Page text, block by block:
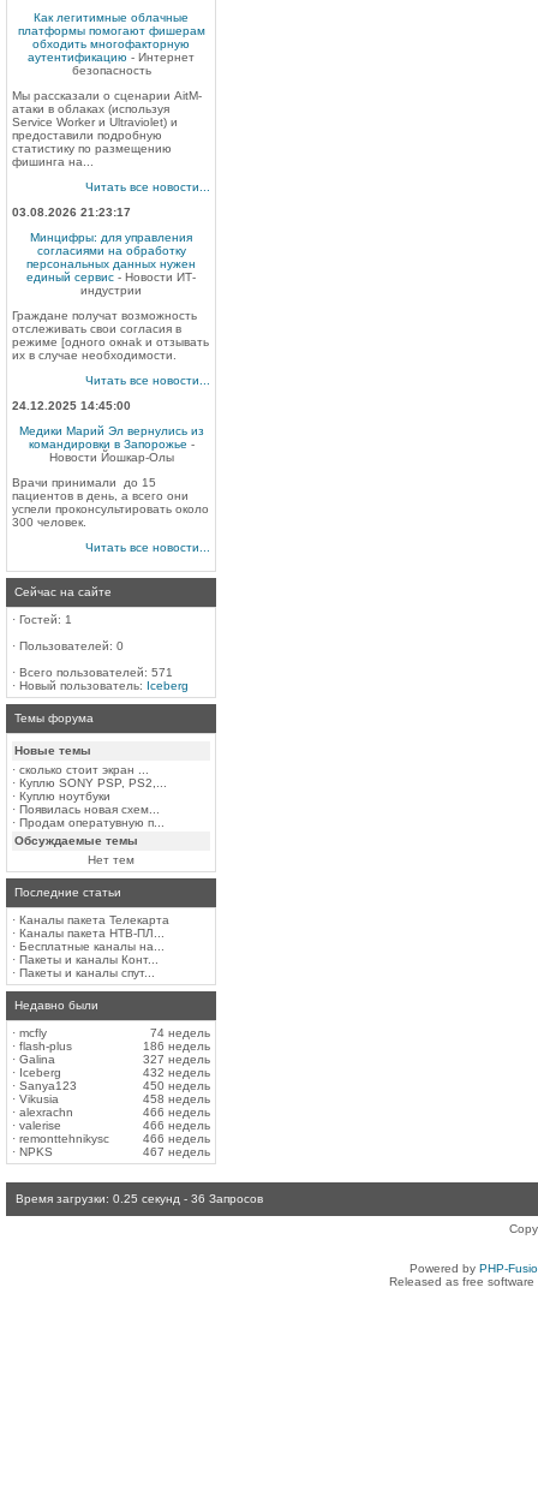
Как легитимные облачные
платформы помогают фишерам
обходить многофакторную
аутентификацию - Интернет
безопасность
Мы рассказали о сценарии AitM-
атаки в облаках (используя
Service Worker и Ultraviolet) и
предоставили подробную
статистику по размещению
фишинга на...
Читать все новости...
03.08.2026 21:23:17
Минцифры: для управления
согласиями на обработку
персональных данных нужен
единый сервис - Новости ИТ-
индустрии
Граждане получат возможность
отслеживать свои согласия в
режиме [одного окнаk и отзывать
их в случае необходимости.
Читать все новости...
24.12.2025 14:45:00
Медики Марий Эл вернулись из
командировки в Запорожье -
Новости Йошкар-Олы
Врачи принимали до 15
пациентов в день, а всего они
успели проконсультировать около
300 человек.
Читать все новости...
Сейчас на сайте
· Гостей: 1
· Пользователей: 0
· Всего пользователей: 571
· Новый пользователь: Iceberg
Темы форума
Новые темы
· сколько стоит экран ...
· Куплю SONY PSP, PS2,...
· Куплю ноутбуки
· Появилась новая схем...
· Продам оператувную п...
Обсуждаемые темы
Нет тем
Последние статьи
· Каналы пакета Телекарта
· Каналы пакета НТВ-ПЛ...
· Бесплатные каналы на...
· Пакеты и каналы Конт...
· Пакеты и каналы спут...
Недавно были
· mcfly
74 недель
· flash-plus
186 недель
· Galina
327 недель
· Iceberg
432 недель
· Sanya123
450 недель
· Vikusia
458 недель
· alexrachn
466 недель
· valerise
466 недель
· remonttehnikysc
466 недель
· NPKS 467 недель
Время загрузки: 0.25 секунд - 36 Запросов
Powered by PHP-
Released as free